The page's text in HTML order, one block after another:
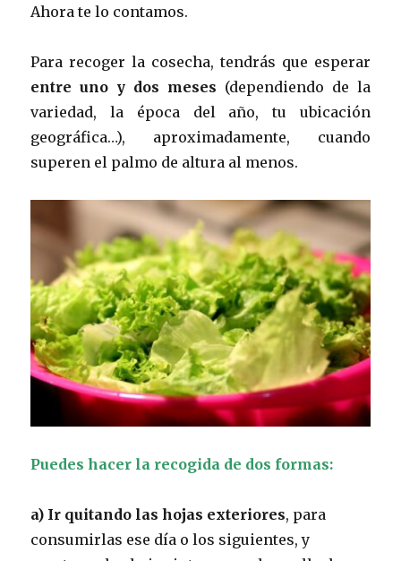
Ahora te lo contamos.
Para recoger la cosecha, tendrás que esperar
entre uno y dos meses (dependiendo de la
variedad, la época del año, tu ubicación
geográfica…), aproximadamente, cuando
superen el palmo de altura al menos.
Puedes hacer la recogida de dos formas:
a) Ir quitando las hojas exteriores, para
consumirlas ese día o los siguientes, y